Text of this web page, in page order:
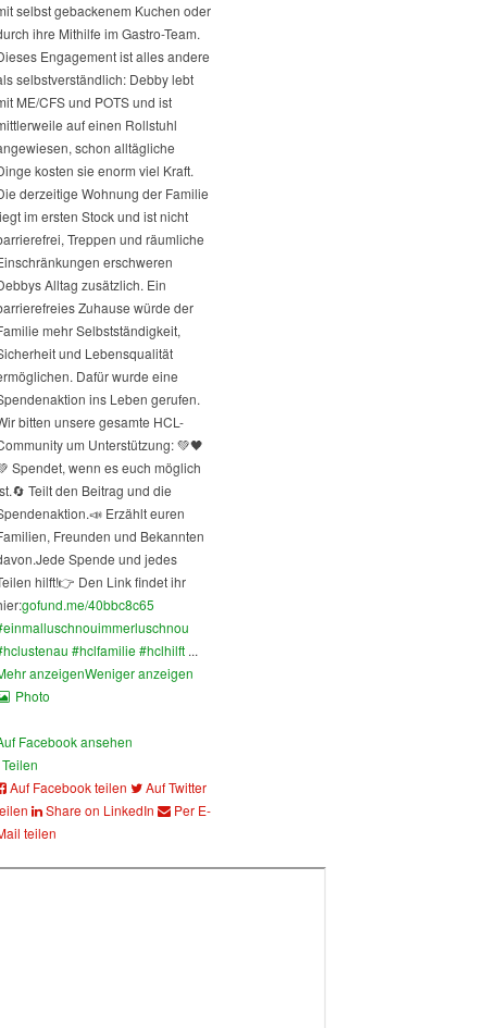
selbst gebackenem Kuchen oder
ihre Mithilfe im Gastro-Team.
Engagement ist alles andere
selbstverständlich: Debby lebt
ME/CFS und POTS und ist
auf einen Rollstuhl
schon alltägliche
kosten sie enorm viel Kraft.
derzeitige Wohnung der Familie
im ersten Stock und ist nicht
Treppen und räumliche
erschweren
Alltag zusätzlich. Ein
Zuhause würde der
mehr Selbstständigkeit,
und Lebensqualität
Dafür wurde eine
ins Leben gerufen.
bitten unsere gesamte HCL-
um Unterstützung: 💚🖤
Spendet, wenn es euch möglich
🔄 Teilt den Beitrag und die
📣 Erzählt euren
Freunden und Bekannten
Jede Spende und jedes
hilft!👉 Den Link findet ihr
gofund.me/40bbc8c65
#hclfamilie#hclhilft ...
anzeigenWeniger anzeigen
Photo
Facebook ansehen
Teilen
Auf Facebook teilen
Auf Twitter
Share on LinkedIn
Per E-
teilen